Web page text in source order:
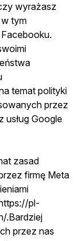
wyrażasz
tym
temat polityki
przez
usług Google
zasad
firmę Meta
pl-
.Bardziej
przez nas